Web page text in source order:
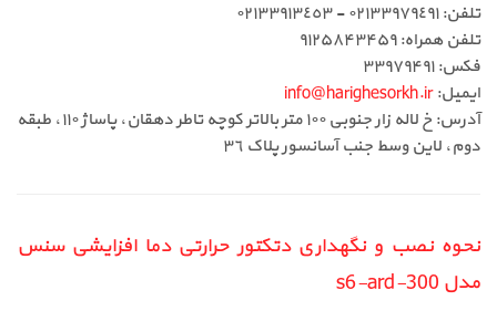
تلفن: ٠٢١٣٣٩٧٩٤٩١ - ٠٢١٣٣٩١٣٤٥٣
تلفن همراه: ۹۱۲۵۸۴۳۴۵۹
فکس: ۳۳۹۷۹۴۹۱
ایمیل:info@harighesorkh.ir
آدرس: خ لاله زار جنوبی ١٠٠ متر بالاتر کوچه تاطر دهقان، پاساژ ١١٠، طبقه
دوم، لاین وسط جنب آسانسور پلاک ٣٦
نحوه نصب و نگهداری دتکتور حرارتی دما افزایشی سنس
مدل s6-ard-300